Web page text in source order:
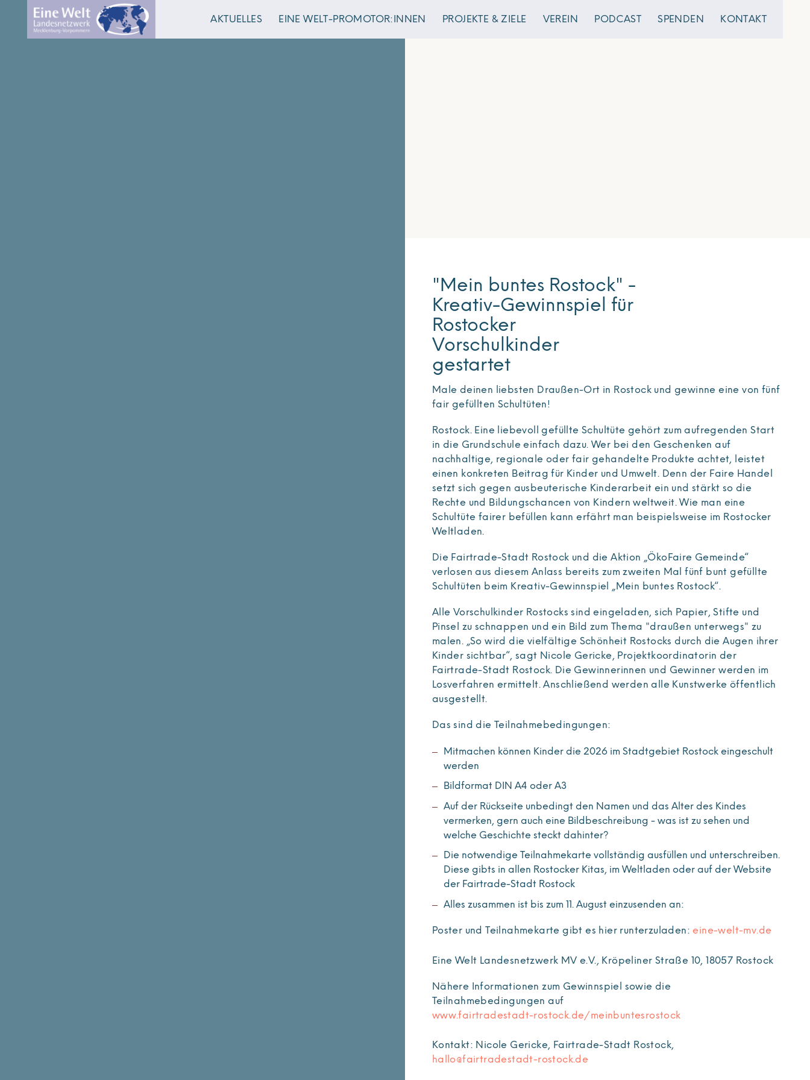
AKTUELLES EINE WELT-PROMOTOR:INNEN PROJEKTE & ZIELE VEREIN PODCAST SPENDEN KONTAKT
"Mein buntes Rostock" -
Kreativ-Gewinnspiel für
Rostocker
Vorschulkinder
gestartet
Male deinen liebsten Draußen-Ort in Rostock und gewinne eine von fünf
fair gefüllten Schultüten!
Rostock. Eine liebevoll gefüllte Schultüte gehört zum aufregenden Start
in die Grundschule einfach dazu. Wer bei den Geschenken auf
nachhaltige, regionale oder fair gehandelte Produkte achtet, leistet
einen konkreten Beitrag für Kinder und Umwelt. Denn der Faire Handel
setzt sich gegen ausbeuterische Kinderarbeit ein und stärkt so die
Rechte und Bildungschancen von Kindern weltweit. Wie man eine
Schultüte fairer befüllen kann erfährt man beispielsweise im Rostocker
Weltladen.
Die Fairtrade-Stadt Rostock und die Aktion „ÖkoFaire Gemeinde“
verlosen aus diesem Anlass bereits zum zweiten Mal fünf bunt gefüllte
Schultüten beim Kreativ-Gewinnspiel „Mein buntes Rostock“.
Alle Vorschulkinder Rostocks sind eingeladen, sich Papier, Stifte und
Pinsel zu schnappen und ein Bild zum Thema "draußen unterwegs" zu
malen. „So wird die vielfältige Schönheit Rostocks durch die Augen ihrer
Kinder sichtbar“, sagt Nicole Gericke, Projektkoordinatorin der
Fairtrade-Stadt Rostock. Die Gewinnerinnen und Gewinner werden im
Losverfahren ermittelt. Anschließend werden alle Kunstwerke öffentlich
ausgestellt.
Das sind die Teilnahmebedingungen:
Mitmachen können Kinder die 2026 im Stadtgebiet Rostock eingeschult
werden
Bildformat DIN A4 oder A3
Auf der Rückseite unbedingt den Namen und das Alter des Kindes
vermerken, gern auch eine Bildbeschreibung - was ist zu sehen und
welche Geschichte steckt dahinter?
Die notwendige Teilnahmekarte vollständig ausfüllen und unterschreiben.
Diese gibts in allen Rostocker Kitas, im Weltladen oder auf der Website
der Fairtrade-Stadt Rostock
Alles zusammen ist bis zum 11. August einzusenden an:
Poster und Teilnahmekarte gibt es hier runterzuladen: eine-welt-mv.de
Eine Welt Landesnetzwerk MV e.V., Kröpeliner Straße 10, 18057 Rostock
Nähere Informationen zum Gewinnspiel sowie die
Teilnahmebedingungen auf
www.fairtradestadt-rostock.de/meinbuntesrostock
Kontakt: Nicole Gericke, Fairtrade-Stadt Rostock,
hallo@fairtradestadt-rostock.de